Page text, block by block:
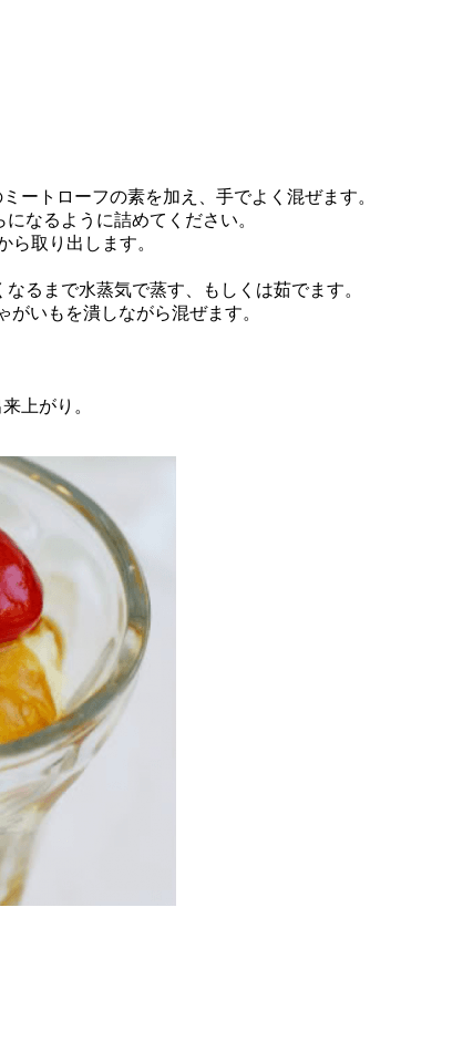
ートローフの素を加え、手でよく混ぜます。
なるように詰めてください。
ら取り出します。
るまで水蒸気で蒸す、もしくは茹でます。
いもを潰しながら混ぜます。
上がり。